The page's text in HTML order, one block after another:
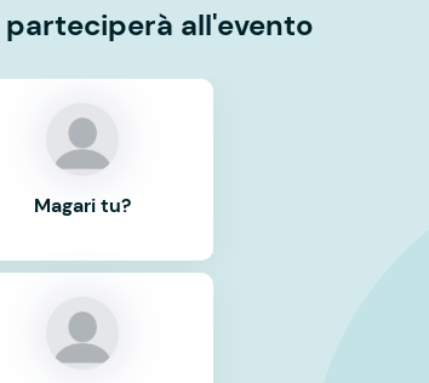
parteciperà all'evento
Magari tu?